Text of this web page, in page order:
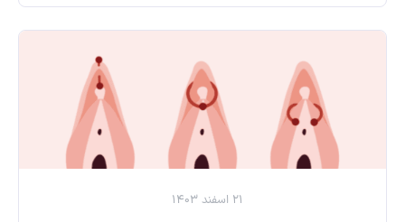
21 اسفند 1403